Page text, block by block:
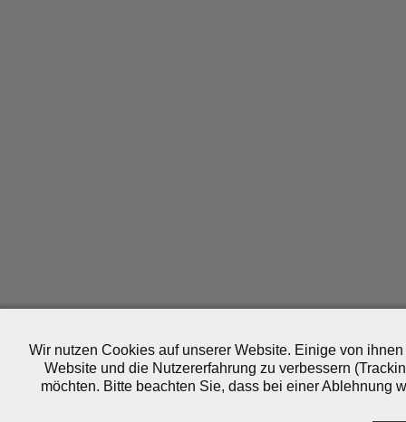
Wir nutzen Cookies auf unserer Website. Einige von
Website und die Nutzererfahrung zu verbessern
möchten. Bitte beachten Sie, dass bei einer Ablehnung